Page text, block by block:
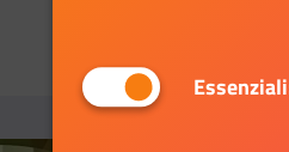
maggiori dettagli su: